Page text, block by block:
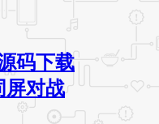
码下载
屏对战